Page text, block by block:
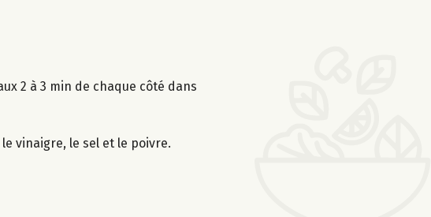
2 à 3 min de chaque côté dans
vinaigre, le sel et le poivre.